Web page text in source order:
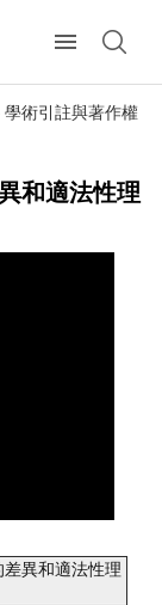
學術引註與著作權
和適法性理
異和適法性理